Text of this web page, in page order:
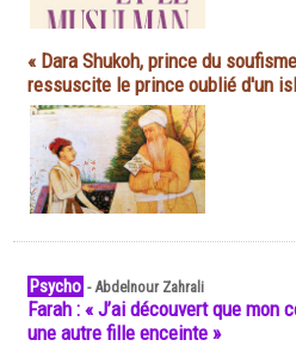
« Dara Shukoh, prince du
ressuscite le prince oublié d'un
Psycho -Abdelnour Zahrali
Farah : « J’ai découvert que mon
une autre fille enceinte »